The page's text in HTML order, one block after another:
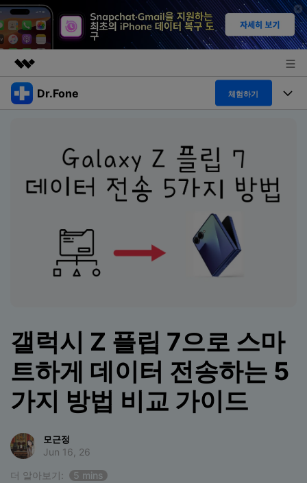
주요 제품
뉴스룸
플랜 및 가격
도움말 센터
Dr.Fone 체험하기
Dr.Fone Basic
데스크탑
탐색 및 발견
닥터폰 하이라이트 살펴보기
사용 방법은 무엇입니까?
리소스 허브
3,000개 이상의 사용 가이드, 전문가 팁 및 최
신 모바일 소식을 확인하세요.
사용 가이드
🔓️온라인 잠금 해제
무료 다운로드 로그인
검색하기
갤럭시 Z 플립 7으로 스마
트하게 데이터 전송하는 5
가지 방법 비교 가이드
모근정
Jun 16, 26
더 알아보기:
5 mins